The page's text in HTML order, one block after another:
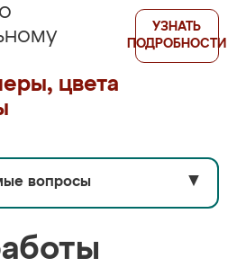
цвета
УЗНАТЬ
ПОДРОБНОСТИ
вопросы ▼